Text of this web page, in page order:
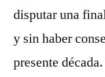
disputar una
y sin haber
presente